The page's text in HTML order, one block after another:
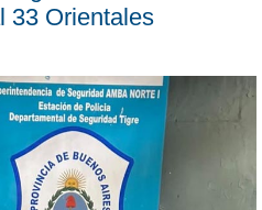
33 Orientales